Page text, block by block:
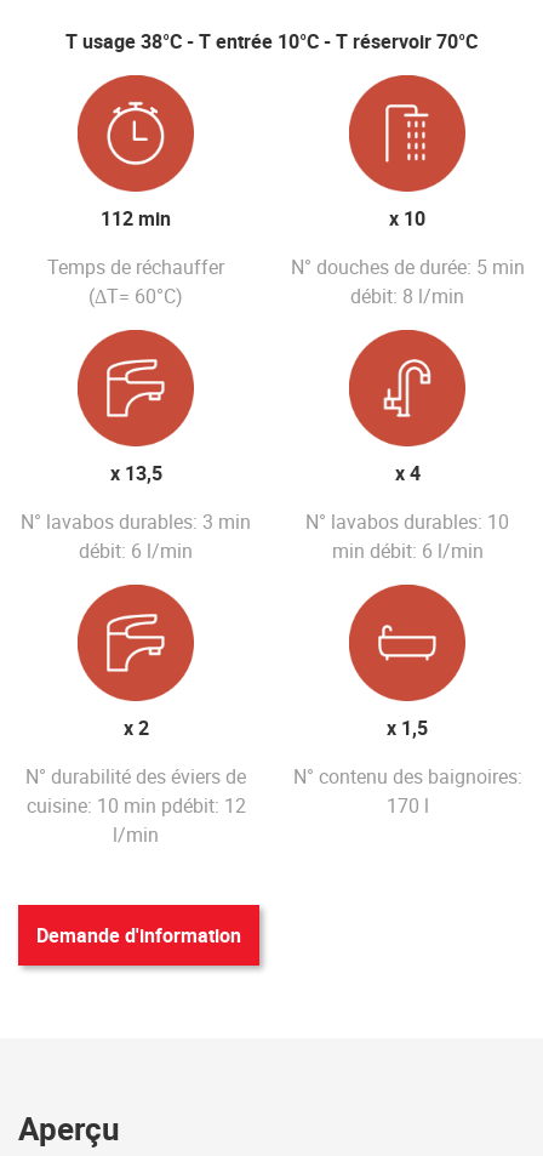
T usage 38°C - T entrée 10°C - T réservoir 70°C
112 min
Temps de réchauffer
(ΔT= 60°C)
x 10
N° douches de durée: 5 min
débit: 8 l/min
x 13,5
N° lavabos durables: 3 min
débit: 6 l/min
x 4
N° lavabos durables: 10
min débit: 6 l/min
x 2
N° durabilité des éviers de
cuisine: 10 min pdébit: 12
l/min
x 1,5
N° contenu des baignoires:
170 l
Demande d'information
Aperçu